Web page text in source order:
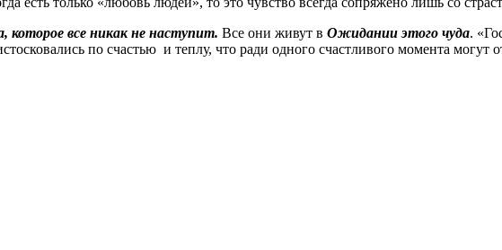
все никак не наступит. Все они живут в Ожидании этого чуда.
по счастью и теплу, что ради одного счастливого момента могут